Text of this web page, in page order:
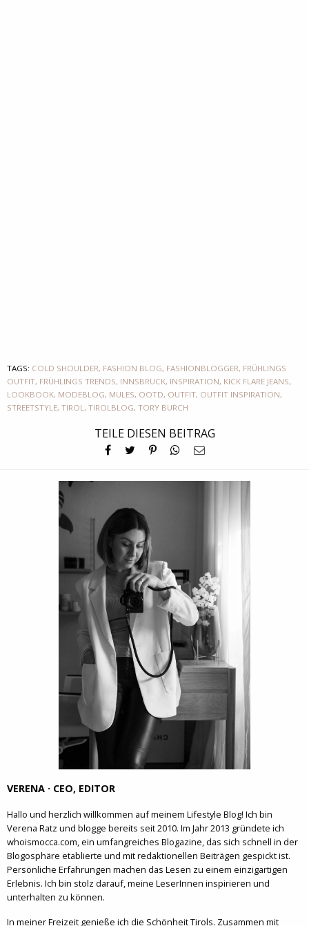
TAGS: COLD SHOULDER, FASHION BLOG, FASHIONBLOGGER, FRÜHLINGS
OUTFIT, FRÜHLINGS TRENDS, INNSBRUCK, INSPIRATION, KICK FLARE JEANS,
LOOKBOOK, MODEBLOG, MULES, OOTD, OUTFIT, OUTFIT INSPIRATION,
STREETSTYLE, TIROL , TIROLBLOG, TORY BURCH
TEILE DIESEN BEITRAG
VERENA · CEO, EDITOR
Hallo und herzlich willkommen auf meinem Lifestyle Blog! Ich bin
Verena Ratz und blogge bereits seit 2010. Im Jahr 2013 gründete ich
whoismocca.com, ein umfangreiches Blogazine, das sich schnell in der
Blogosphäre etablierte und mit redaktionellen Beiträgen gespickt ist.
Persönliche Erfahrungen machen das Lesen zu einem einzigartigen
Erlebnis. Ich bin stolz darauf, meine LeserInnen inspirieren und
unterhalten zu können.
In meiner Freizeit genieße ich die Schönheit Tirols. Zusammen mit